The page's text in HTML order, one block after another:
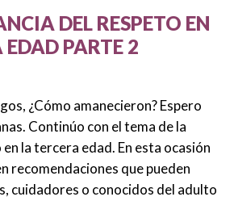
DEL RESPETO EN
EDAD PARTE 2
¿Cómo amanecieron? Espero
Continúo con el tema de la
la tercera edad. En esta ocasión
recomendaciones que pueden
cuidadores o conocidos del adulto